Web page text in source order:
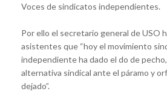
Voces de sindicatos independientes.
Por ello el secretario general de USO
asistentes que “hoy el movimiento
independiente ha dado el do de
alternativa sindical ante el páramo y
dejado”.